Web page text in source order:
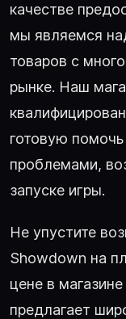
качестве
мы являемся
товаров с
рынке. Наш
готовую
проблемами,
запуске игры.
Не упустите
Showdown на
цене в
предлагает